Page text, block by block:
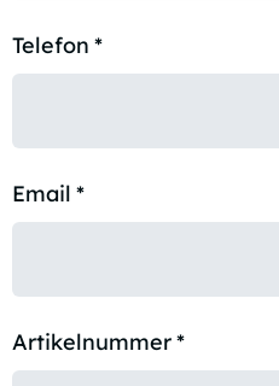
Telefon *
Email *
Artikelnummer*